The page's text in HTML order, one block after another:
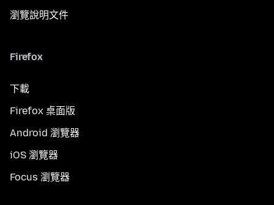
瀏覽說明文件
Firefox
下載
Firefox 桌面版
Android 瀏覽器
iOS 瀏覽器
Focus 瀏覽器